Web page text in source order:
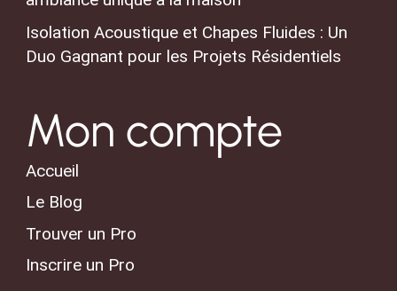
Isolation Acoustique et Chapes Fluides : Un
Duo Gagnant pour les Projets Résidentiels
Mon compte
Accueil
Le Blog
Trouver un Pro
Inscrire un Pro